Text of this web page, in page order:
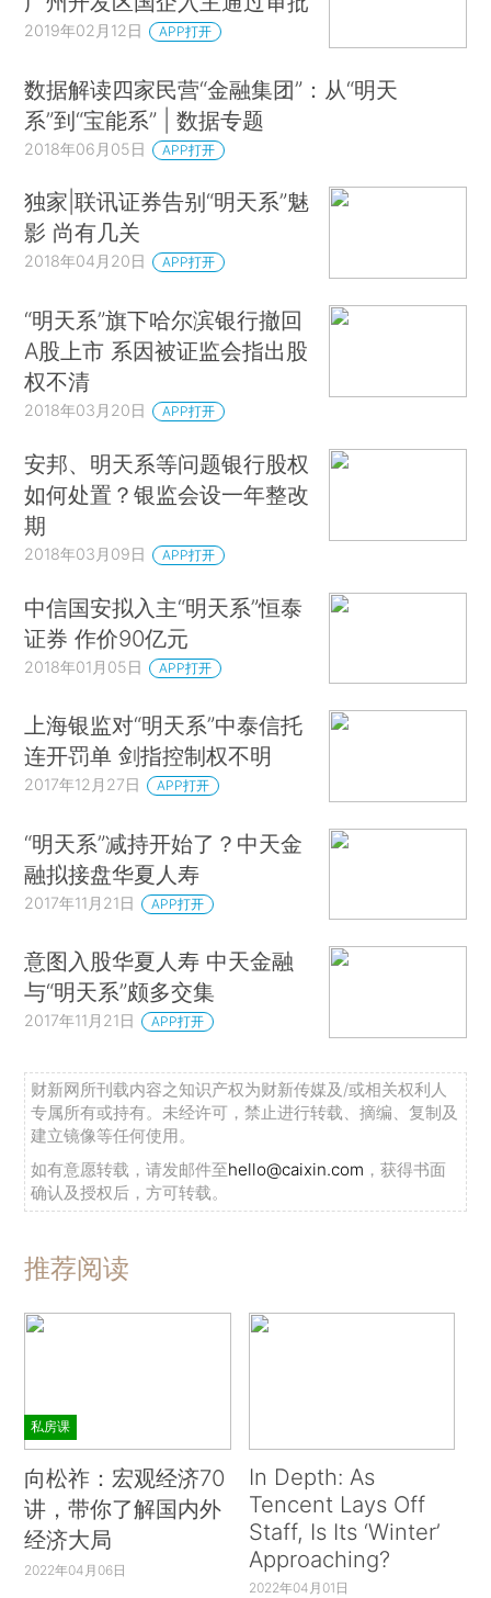
2019年02月12日 APP打开
数据解读四家民营“金融集团”：从“明天
系”到“宝能系” | 数据专题
2018年06月05日 APP打开
独家|联讯证券告别“明天系”魅
影 尚有几关
2018年04月20日 APP打开
“明天系”旗下哈尔滨银行撤回
A股上市 系因被证监会指出股
权不清
2018年03月20日 APP打开
安邦、明天系等问题银行股权
如何处置？银监会设一年整改
期
2018年03月09日 APP打开
中信国安拟入主“明天系”恒泰
证券 作价90亿元
2018年01月05日 APP打开
上海银监对“明天系”中泰信托
连开罚单 剑指控制权不明
2017年12月27日 APP打开
“明天系”减持开始了？中天金
融拟接盘华夏人寿
2017年11月21日 APP打开
意图入股华夏人寿 中天金融
与“明天系”颇多交集
2017年11月21日 APP打开
财新网所刊载内容之知识产权为财新传媒及/或相关权利人
专属所有或持有。未经许可，禁止进行转载、摘编、复制及
建立镜像等任何使用。
如有意愿转载，请发邮件至hello@caixin.com ，获得书面
确认及授权后，方可转载。
推荐阅读
私房课
向松祚：宏观经济70
讲，带你了解国内外
经济大局
2022年04月06日
In Depth: As
Tencent Lays Off
Staff, Is Its ‘Winter’
Approaching?
2022年04月01日